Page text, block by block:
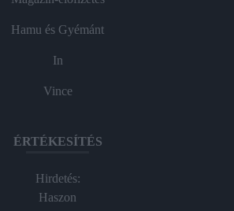
Hamu és Gyémánt
In
Vince
ÉRTÉKESÍTÉS
Hirdetés:
Haszon